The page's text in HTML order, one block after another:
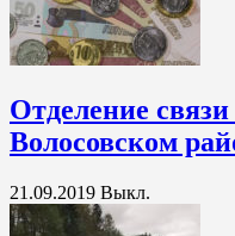
Отделение
Волосовском
21.09.2019 Выкл.